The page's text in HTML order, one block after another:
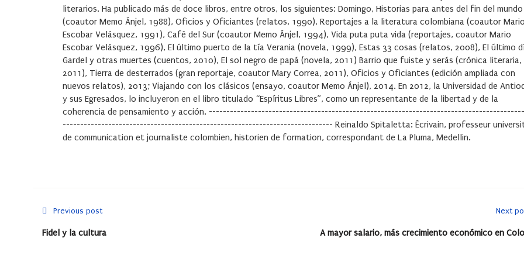
literarios. Ha publicado más de doce libros, entre otros, los siguientes: Domingo, Historias para antes del fin del mundo
(coautor Memo Ánjel, 1988), Oficios y Oficiantes (relatos, 1990), Reportajes a la literatura colombiana (coautor Mario
Escobar Velásquez, 1991), Café del Sur (coautor Memo Ánjel, 1994), Vida puta puta vida (reportajes, coautor Mario
Escobar Velásquez, 1996), El último puerto de la tía Verania (novela, 1999), Estas 33 cosas (relatos, 2008), El último
Gardel y otras muertes (cuentos, 2010), El sol negro de papá (novela, 2011) Barrio que fuiste y serás (crónica literaria,
2011), Tierra de desterrados (gran reportaje, coautor Mary Correa, 2011), Oficios y Oficiantes (edición ampliada con
nuevos relatos), 2013; Viajando con los clásicos (ensayo, coautor Memo Ánjel), 2014. En 2012, la Universidad de
y sus Egresados, lo incluyeron en el libro titulado “Espíritus Libres”, como un representante de la libertad y de la
coherencia de pensamiento y acción.
----------------------------------------------------------------------------- Reinaldo Spitaletta: Écrivain, professeur
de communication et journaliste colombien, historien de formation, correspondant de La Pluma, Medellin.
Previous post
Fidel y la cultura
Next
A mayor salario, más crecimiento económico en